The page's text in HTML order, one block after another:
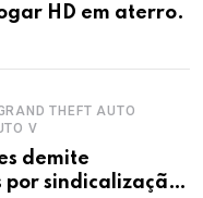
HD em aterro.
THEFT AUTO
V
demite
sindicalização,